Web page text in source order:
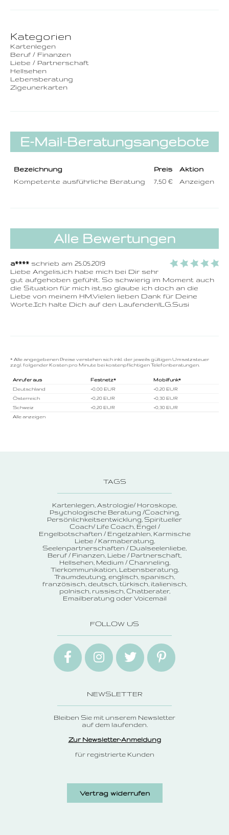
Kategorien
Kartenlegen
Beruf / Finanzen
Liebe / Partnerschaft
Hellsehen
Lebensberatung
Zigeunerkarten
E-Mail-Beratungsangebote
Bezeichnung Preis
Aktion
Kompetente ausführliche Beratung
7,50 € Anzeigen
Alle Bewertungen
a**** schrieb am 25.05.2019
Liebe Angelis,ich habe mich bei Dir sehr
gut aufgehoben gefühlt. So schwierig im Moment auch
die Situation für mich ist,so glaube ich doch an die
Liebe von meinem HM.Vielen lieben Dank für Deine
Worte.Ich halte Dich auf den Laufenden!LG.Susi
* Alle angegebenen Preise verstehen sich inkl. der jeweils gültigen Umsatzsteuer
zzgl. folgender Kosten pro Minute bei kostenpflichtigen Telefonberatungen.
Anrufer aus Festnetz*
Mobilfunk*
Deutschland
+0,00 EUR
+0,20 EUR
Österreich
+0,20 EUR
+0,30 EUR
Schweiz
+0,20 EUR
+0,30 EUR
Alle anzeigen
TAGS
Kartenlegen Astrologie/ Horoskope
Psychologische Beratung /Coaching
Persönlichkeitsentwicklung Spiritueller
Coach/ Life Coach Engel /
Engelbotschaften / Engelzahlen Karmische
Liebe / Karmaberatung
Seelenpartnerschaften / Dualseelenliebe
Beruf / Finanzen Liebe / Partnerschaft
Hellsehen Medium / Channeling
Tierkommunikation Lebensberatung
Traumdeutung englisch, spanisch,
französisch, deutsch, türkisch, italienisch,
polnisch, russisch Chatberater
Emailberatung oder Voicemail
FOLLOW US
NEWSLETTER
Bleiben Sie mit unserem Newsletter
auf dem laufenden.
Zur Newsletter-Anmeldung
für registrierte Kunden
Vertrag widerrufen